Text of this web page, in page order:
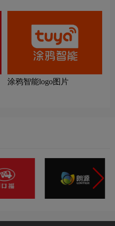
涂鸦智能logo图片